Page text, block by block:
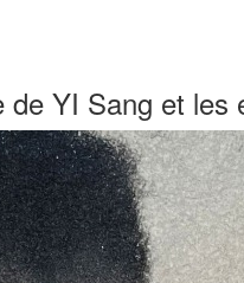
YI Sang et